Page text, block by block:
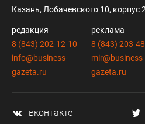
Казань, Лобачевского 10, корпус 2
редакция
8 (843) 202-12-10
info@business-
gazeta.ru
реклама
8 (843) 203-
mir@business-
gazeta.ru
вконтакте